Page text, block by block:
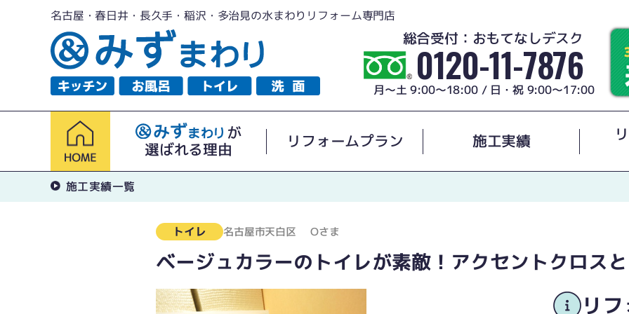
名古屋・春日井・長久手・稲沢・多治見の水まわりリフォーム専門店
総合受付：おもてなしデスク
0120-11-7876
月～土 9:00～18:00 / 日・祝 9:00～17:00
が
選ばれる理由
リフォームプラン 施工実績
施工実績一覧
トイレ 名古屋市天白区 Oさま
ベージュカラーのトイレが素敵！アクセントクロス
リ